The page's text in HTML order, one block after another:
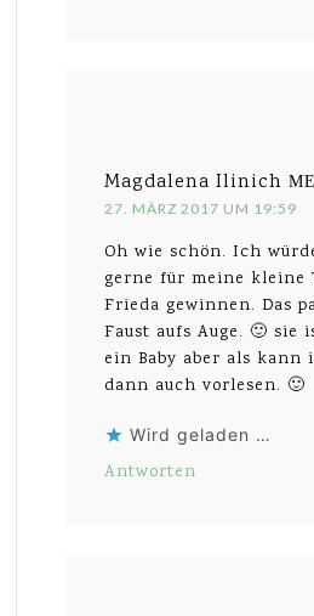
Magdalena Ilinich
27. MÄRZ 2017 UM 19:59
Oh wie schön. Ich
gerne für meine kleine
Frieda gewinnen. Das
Faust aufs Auge. 🙂 sie
ein Baby aber als kann
dann auch vorlesen. 🙂
Wird geladen …
Antworten